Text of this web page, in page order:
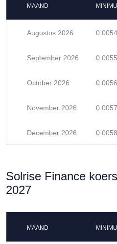
MAAND
Augustus 2026
September 2026
October 2026
November 2026
December 2026
Solrise Finance
2027
MAAND